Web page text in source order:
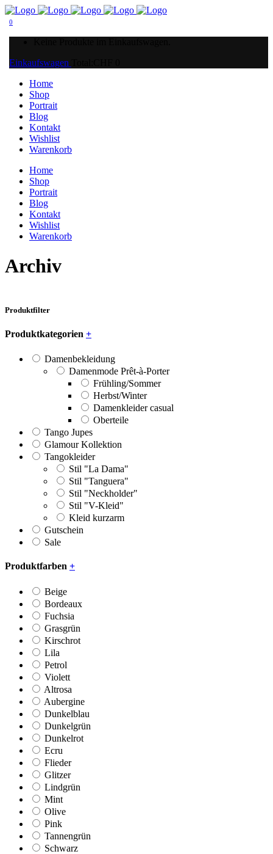
0
Einkaufswagen
Home
Shop
Portrait
Blog
Kontakt
Wishlist
Warenkorb
Home
Shop
Portrait
Blog
Kontakt
Wishlist
Warenkorb
Archiv
Produktfilter
Produktkategorien +
Damenbekleidung
Damenmode Prêt-à-Porter
Frühling/Sommer
Herbst/Winter
Damenkleider casual
Oberteile
Tango Jupes
Glamour Kollektion
Tangokleider
Stil "La Dama"
Stil "Tanguera"
Stil "Neckholder"
Stil "V-Kleid"
Kleid kurzarm
Gutschein
Sale
Produktfarben +
Beige
Bordeaux
Fuchsia
Grasgrün
Kirschrot
Lila
Petrol
Violett
Altrosa
Aubergine
Dunkelblau
Dunkelgrün
Dunkelrot
Ecru
Flieder
Glitzer
Lindgrün
Mint
Olive
Pink
Tannengrün
Schwarz